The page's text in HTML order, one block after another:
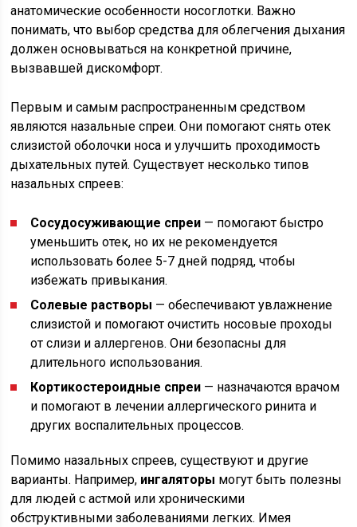
анатомические особенности носоглотки. Важно
понимать, что выбор средства для облегчения дыхания
должен основываться на конкретной причине,
вызвавшей дискомфорт.
Первым и самым распространенным средством
являются назальные спреи. Они помогают снять отек
слизистой оболочки носа и улучшить проходимость
дыхательных путей. Существует несколько типов
назальных спреев:
Сосудосуживающие спреи — помогают быстро
уменьшить отек, но их не рекомендуется
использовать более 5-7 дней подряд, чтобы
избежать привыкания.
Солевые растворы — обеспечивают увлажнение
слизистой и помогают очистить носовые проходы
от слизи и аллергенов. Они безопасны для
длительного использования.
Кортикостероидные спреи — назначаются врачом
и помогают в лечении аллергического ринита и
других воспалительных процессов.
Помимо назальных спреев, существуют и другие
варианты. Например, ингаляторы могут быть полезны
для людей с астмой или хроническими
обструктивными заболеваниями легких. Имея